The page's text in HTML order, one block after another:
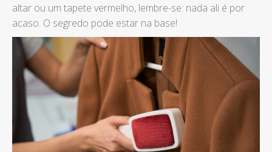
altar ou um tapete vermelho, lembre-se: nada ali é por
acaso. O segredo pode estar na base!